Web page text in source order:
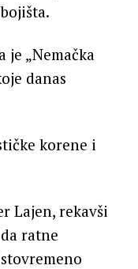
„Nemačka
danas
korene i
Lajen, rekavši
ratne